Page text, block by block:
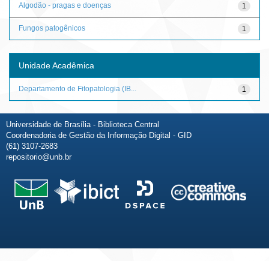
1
Algodão - pragas e doenças
1
Fungos patogênicos
Unidade Acadêmica
1
Departamento de Fitopatologia (IB...
Universidade de Brasília - Biblioteca Central
Coordenadoria de Gestão da Informação Digital - GID
(61) 3107-2683
repositorio@unb.br